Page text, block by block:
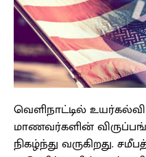
வெளிநாட்டில்
மாணவர்களின்
நிகழ்ந்து வருகிறது.